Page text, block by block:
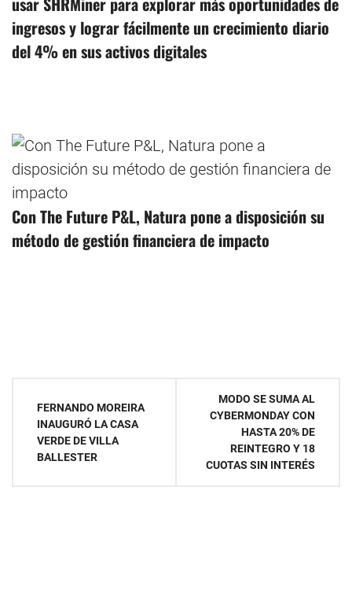
ingresos y lograr fácilmente un crecimiento diario
del 4% en sus activos digitales
Con The Future P&L, Natura pone a disposición su
método de gestión financiera de impacto
Navegación
entradas
FERNANDO MOREIRA
INAUGURÓ LA CASA
VERDE DE VILLA
BALLESTER
MODO SE SUMA AL
CYBERMONDAY CON
HASTA 20% DE
REINTEGRO Y 18
CUOTAS SIN INTERÉS